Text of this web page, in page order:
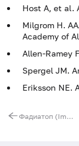
Host A, et al.
Milgrom H.
Academy of
Allen-Ramey
Spergel JM.
Eriksson NE.
Фадиатоп (ImmunoCAP)